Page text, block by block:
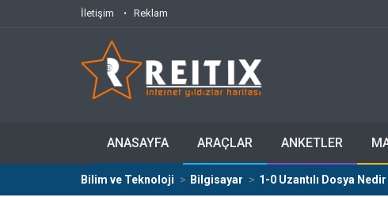
İletişim Reklam
ANASAYFA ARAÇLAR ANKETLER
Bilim ve Teknoloji Bilgisayar 1-0 Uzantılı Dosya